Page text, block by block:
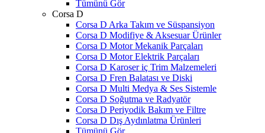
Tümünü Gör
Corsa D
Corsa D Arka Takım ve Süspansiyon
Corsa D Modifiye & Aksesuar Ürünler
Corsa D Motor Mekanik Parçaları
Corsa D Motor Elektrik Parçaları
Corsa D Karoser iç Trim Malzemeleri
Corsa D Fren Balatası ve Diski
Corsa D Multi Medya & Ses Sistemle
Corsa D Soğutma ve Radyatör
Corsa D Periyodik Bakım ve Filtre
Corsa D Dış Aydınlatma Ürünleri
Tümünü Gör